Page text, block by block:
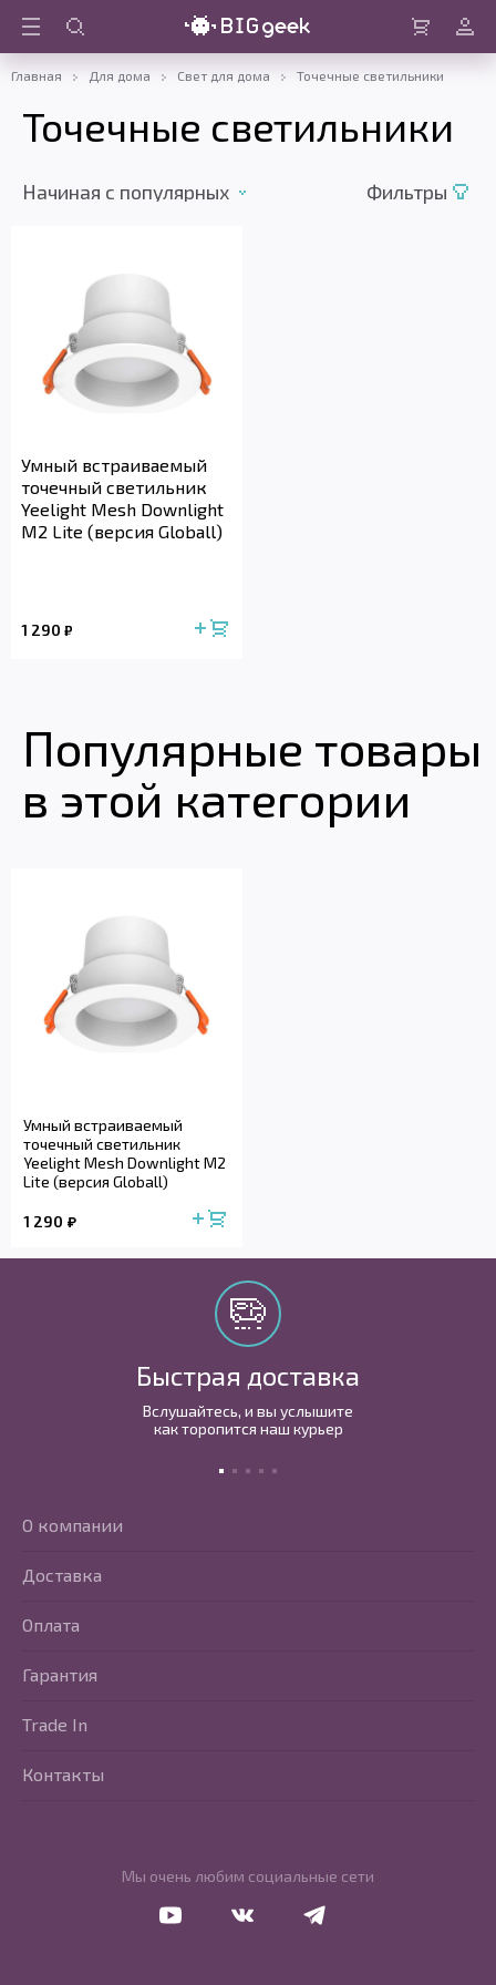
Войти
Главная Для дома Свет для дома Точечные светильники
Точечные светильники
Начиная c популярных Фильтры
Умный встраиваемый
точечный светильник
Yeelight Mesh Downlight
M2 Lite (версия Globall)
1 290 ₽
Популярные товары
в этой категории
Умный встраиваемый
точечный светильник
Yeelight Mesh Downlight M2
Lite (версия Globall)
1 290
Быстрая доставка
Вслушайтесь, и вы услышите
как торопится наш курьер
Мы очень любим социальные сети
О компании
Доставка
Оплата
Гарантия
Trade In
Контакты